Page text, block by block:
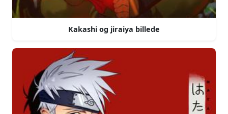
Kakashi og jiraiya billede